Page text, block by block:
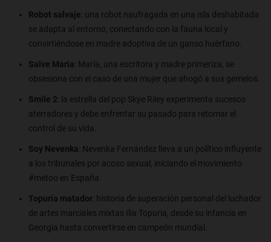
Robot salvaje: una robot naufragada en una isla deshabitada
se adapta al entorno, conectando con la fauna local y
convirtiéndose en madre adoptiva de un ganso huérfano.
Salve Maria: María, una escritora y madre primeriza, se
obsesiona con el caso de una mujer que ahogó a sus gemelos.
Smile 2: la estrella del pop Skye Riley experimenta sucesos
aterradores y debe enfrentar su pasado para retomar el
control de su vida.
Soy Nevenka: Nevenka Fernández lleva a un político influyente
a los tribunales por acoso sexual, iniciando el movimiento
#metoo en España.
Topuria matador: historia de superación personal del luchador
de artes marciales mixtas Ilia Topuria, desde su infancia en
Georgia hasta convertirse en campeón mundial.